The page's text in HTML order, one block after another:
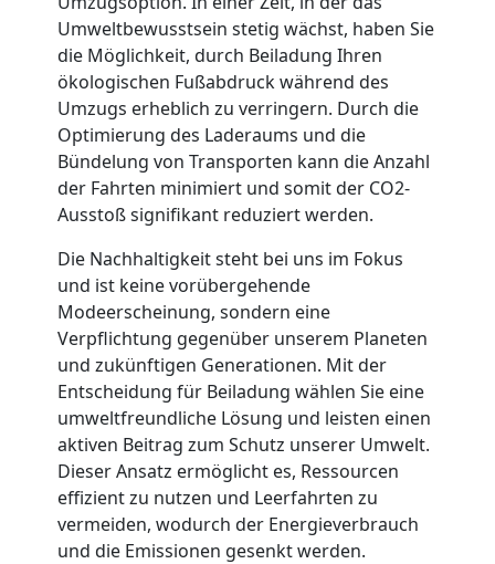
Umweltbewusstsein stetig wächst, haben Sie
die Möglichkeit, durch Beiladung Ihren
ökologischen Fußabdruck während des
Umzugs erheblich zu verringern. Durch die
Optimierung des Laderaums und die
Bündelung von Transporten kann die Anzahl
der Fahrten minimiert und somit der CO2-
Ausstoß signifikant reduziert werden.
Die Nachhaltigkeit steht bei uns im Fokus
und ist keine vorübergehende
Modeerscheinung, sondern eine
Verpflichtung gegenüber unserem Planeten
und zukünftigen Generationen. Mit der
Entscheidung für Beiladung wählen Sie eine
umweltfreundliche Lösung und leisten einen
aktiven Beitrag zum Schutz unserer Umwelt.
Dieser Ansatz ermöglicht es, Ressourcen
effizient zu nutzen und Leerfahrten zu
vermeiden, wodurch der Energieverbrauch
und die Emissionen gesenkt werden.
Wolfsberg
Übersiedlung
Wolfsberg
Klaviertransport
Wolfsberg
Privatumzug
Wolfsberg
Tresortransport